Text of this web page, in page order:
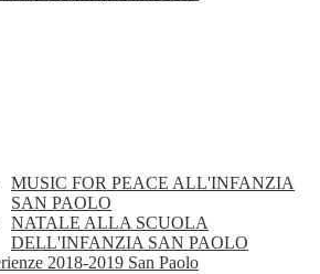
MUSIC FOR PEACE ALL'INFANZIA
SAN PAOLO
NATALE ALLA SCUOLA
DELL'INFANZIA SAN PAOLO
2018-2019 San Paolo